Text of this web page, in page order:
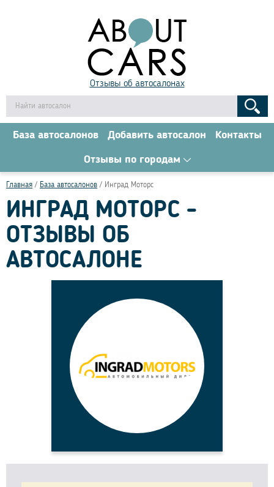
Отзывы об автосалонах
База автосалонов Добавить автосалон Контакты
Отзывы по городам
Главная База автосалонов Инград Моторс
ИНГРАД МОТОРС -
ОТЗЫВЫ ОБ
АВТОСАЛОНЕ